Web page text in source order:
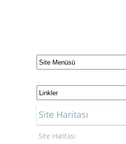
Site Haritası
Site Haritası